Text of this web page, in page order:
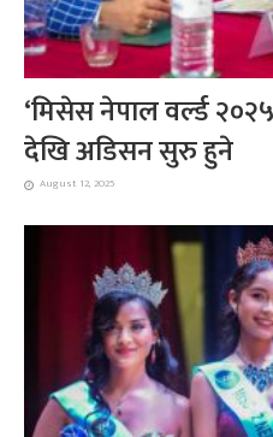
‘मिसेस नेपाल वर्ल्ड
देखि अडिसन सुरु हुने
August 12, 2025